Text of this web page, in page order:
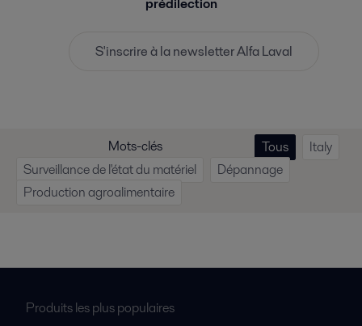
S'inscrire à la newsletter Alfa Laval
Mots-clés Tous
Italy
Surveillance de l'état du matériel
Dépannage
Production agroalimentaire
Produits les plus populaires